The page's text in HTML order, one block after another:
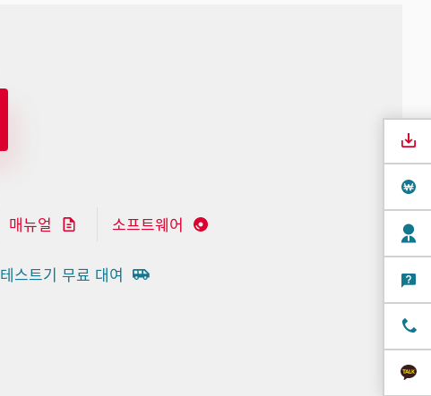
매뉴얼 소프트웨어
테스트기 무료 대여